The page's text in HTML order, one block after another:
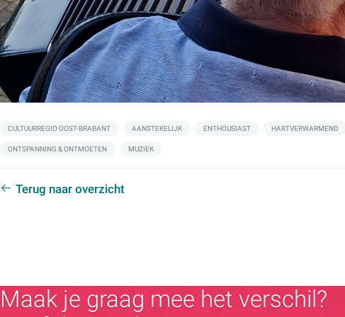
Labels:
CULTUURREGIO OOST-BRABANT AANSTEKELIJK ENTHOUSIAST HARTVERWARMEND
ONTSPANNING & ONTMOETEN MUZIEK
Terug naar overzicht
Maak je graag mee het verschil?